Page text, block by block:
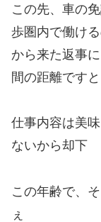
この先、車の
歩圏内で働け
から来た返事
間の距離ですと
仕事内容は美
ないから却下
この年齢で、
ぇ